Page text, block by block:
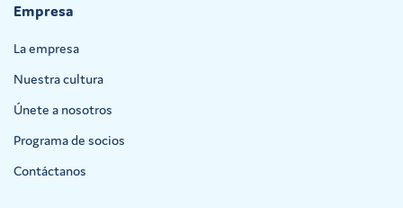
Empresa
La empresa
Nuestra cultura
Únete a nosotros
Programa de socios
Contáctanos